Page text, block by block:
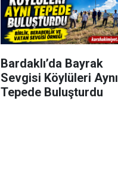
Bardaklı’da Bayrak
Sevgisi Köylüleri Aynı
Tepede Buluşturdu